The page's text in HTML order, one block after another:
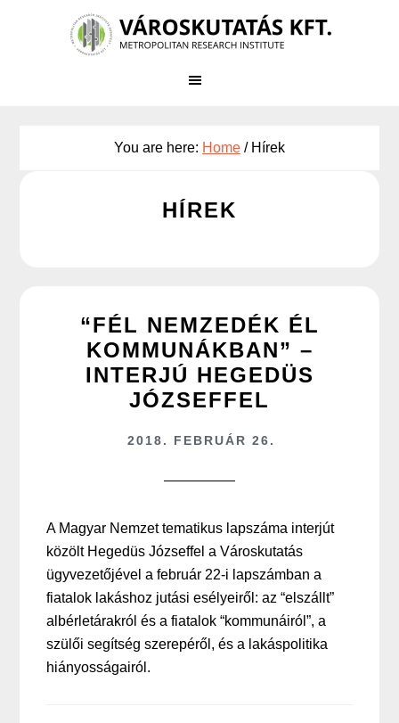
You are here: Home /Hírek
HÍREK
“FÉL NEMZEDÉK ÉL
KOMMUNÁKBAN” –
INTERJÚ HEGEDÜS
JÓZSEFFEL
2018. FEBRUÁR 26.
A Magyar Nemzet tematikus lapszáma interjút
közölt Hegedüs Józseffel a Városkutatás
ügyvezetőjével a február 22-i lapszámban a
fiatalok lakáshoz jutási esélyeiről: az “elszállt”
albérletárakról és a fiatalok “kommunáiról”, a
szülői segítség szerepéről, és a lakáspolitika
hiányosságairól.